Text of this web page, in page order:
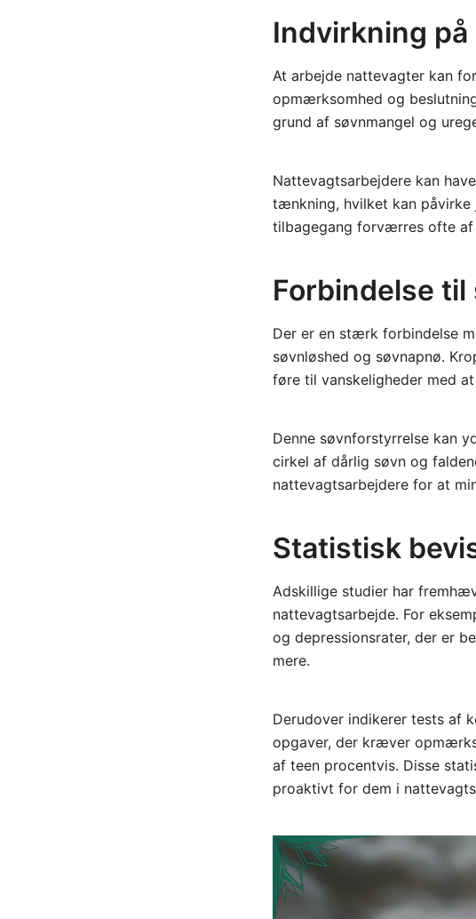
Indvirkning
At arbejde nattevagter kan
opmærksomhed og
grund af søvnmangel og
Nattevagtsarbejdere kan
tænkning, hvilket kan
tilbagegang forværres ofte
Forbindelse
Der er en stærk forbindelse
søvnløshed og søvnapnø.
føre til vanskeligheder med
Denne søvnforstyrrelse kan
cirkel af dårlig søvn og
nattevagtsarbejdere for at
Statistisk
Adskillige studier har
nattevagtsarbejde. For
og depressionsrater, der er
mere.
Derudover indikerer tests af
opgaver, der kræver
af teen procentvis. Disse
proaktivt for dem i